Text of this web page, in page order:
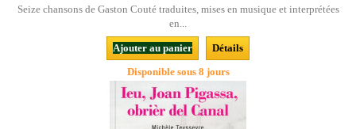
Seize chansons de Gaston Couté traduites, mises en musique et interprétées
en...
Ajouter au panier
Détails
Disponible sous 8 jours